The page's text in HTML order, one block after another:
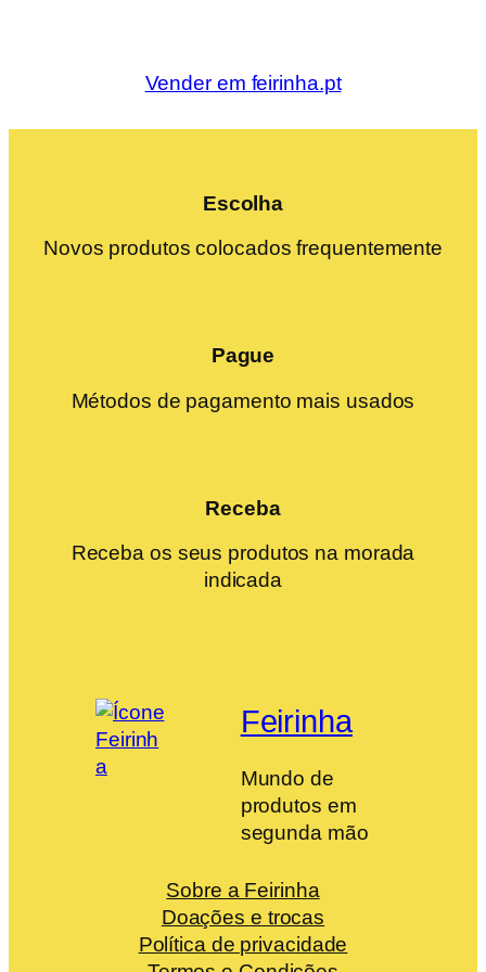
Vender em feirinha.pt
Escolha
Novos produtos colocados frequentemente
Pague
Métodos de pagamento mais usados
Receba
Receba os seus produtos na morada
indicada
Feirinha
Mundo de
produtos em
segunda mão
Sobre a Feirinha
Doações e trocas
Política de privacidade